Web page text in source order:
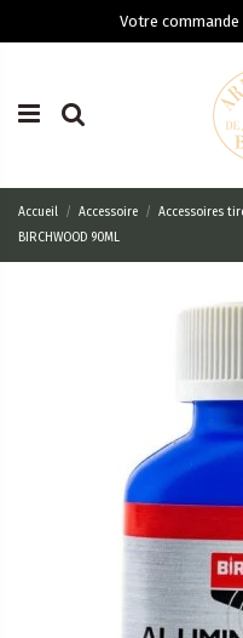
Votre commande
Accueil Accessoire Accessoires
BIRCHWOOD 90ML